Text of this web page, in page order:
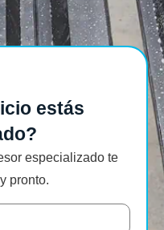
estás
especializado te
pronto.